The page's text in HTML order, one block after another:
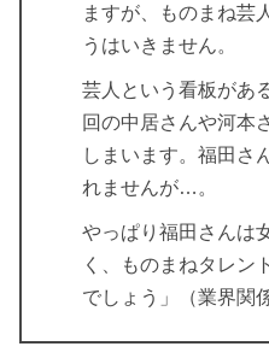
ますが、ものまね芸
うはいきません。
芸人という看板があ
回の中居さんや河本
しまいます。福田さ
れませんが…。
やっぱり福田さんは
く、ものまねタレン
でしょう」（業界関